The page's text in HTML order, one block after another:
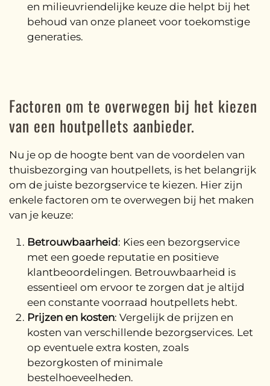
en milieuvriendelijke keuze die helpt bij het
behoud van onze planeet voor toekomstige
generaties.
Factoren om te overwegen bij het kiezen
van een houtpellets aanbieder.
Nu je op de hoogte bent van de voordelen van
thuisbezorging van houtpellets, is het belangrijk
om de juiste bezorgservice te kiezen. Hier zijn
enkele factoren om te overwegen bij het maken
van je keuze:
Betrouwbaarheid : Kies een bezorgservice
met een goede reputatie en positieve
klantbeoordelingen. Betrouwbaarheid is
essentieel om ervoor te zorgen dat je altijd
een constante voorraad houtpellets hebt.
Prijzen en kosten: Vergelijk de prijzen en
kosten van verschillende bezorgservices. Let
op eventuele extra kosten, zoals
bezorgkosten of minimale
bestelhoeveelheden.